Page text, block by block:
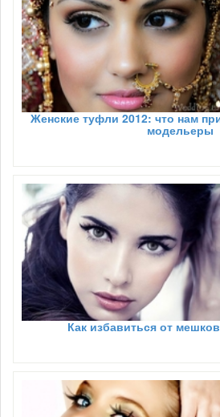
Женские туфли 2012: что нам
модельеры
Как избавиться от